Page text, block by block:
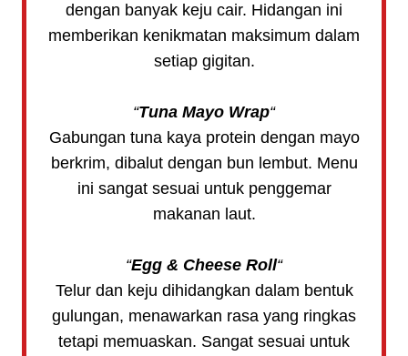
dengan banyak keju cair. Hidangan ini
memberikan kenikmatan maksimum dalam
setiap gigitan.
“Tuna Mayo Wrap“
Gabungan tuna kaya protein dengan mayo
berkrim, dibalut dengan bun lembut. Menu
ini sangat sesuai untuk penggemar
makanan laut.
“Egg & Cheese Roll“
Telur dan keju dihidangkan dalam bentuk
gulungan, menawarkan rasa yang ringkas
tetapi memuaskan. Sangat sesuai untuk